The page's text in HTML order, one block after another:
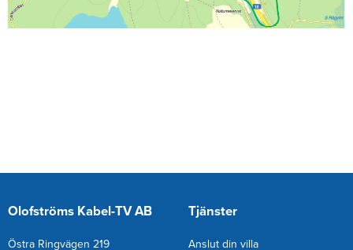
Olofströms Kabel-TV AB
Östra Ringvägen 219
Tjänster
Anslut din villa